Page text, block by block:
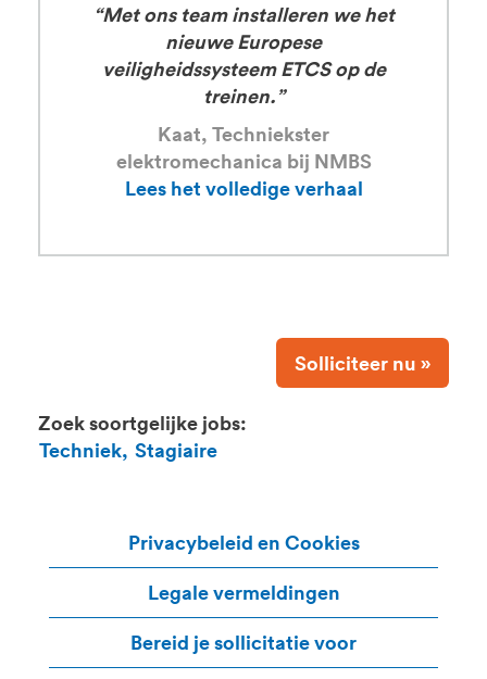
“Met ons team installeren we het
nieuwe Europese
veiligheidssysteem ETCS op de
treinen.”
Kaat, Techniekster
elektromechanica bij NMBS
Lees het volledige verhaal
Solliciteer nu »
Zoek soortgelijke jobs:
Techniek, Stagiaire
Privacybeleid en Cookies
Legale vermeldingen
Bereid je sollicitatie voor